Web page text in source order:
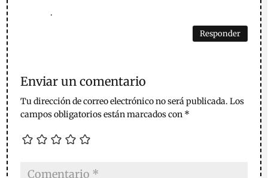
.
Responder
Enviar un comentario
Tu dirección de correo electrónico no será publicada. Los
campos obligatorios están marcados con *